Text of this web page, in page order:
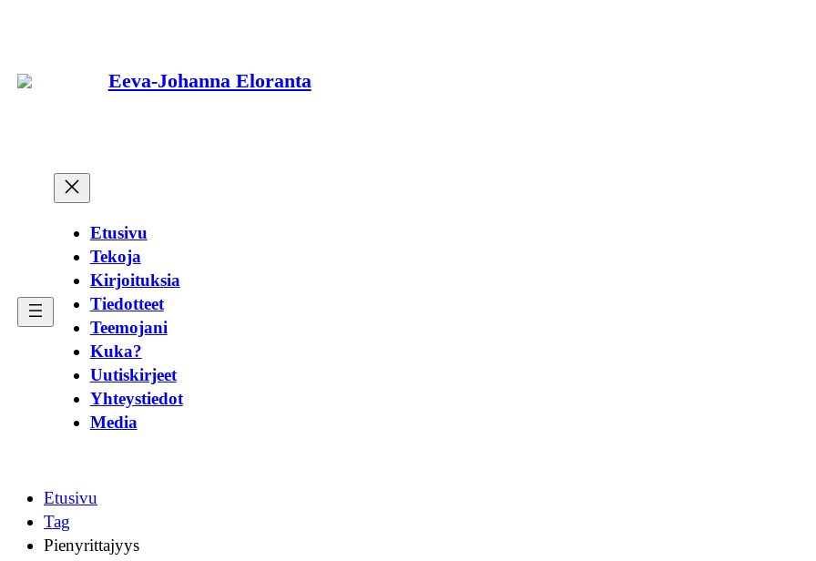
Eeva-Johanna Eloranta
Etusivu
Tekoja
Kirjoituksia
Tiedotteet
Teemojani
Kuka?
Uutiskirjeet
Yhteystiedot
Media
Etusivu
Tag
Pienyrittajyys